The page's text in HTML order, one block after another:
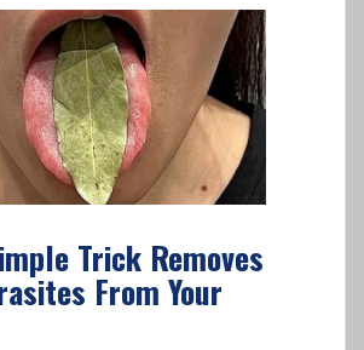
Trick Removes
From Your